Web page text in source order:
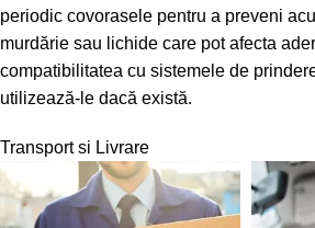
periodic covorasele pentru a preveni
murdărie sau lichide care pot afecta
compatibilitatea cu sistemele de
utilizează-le dacă există.
Transport si Livrare